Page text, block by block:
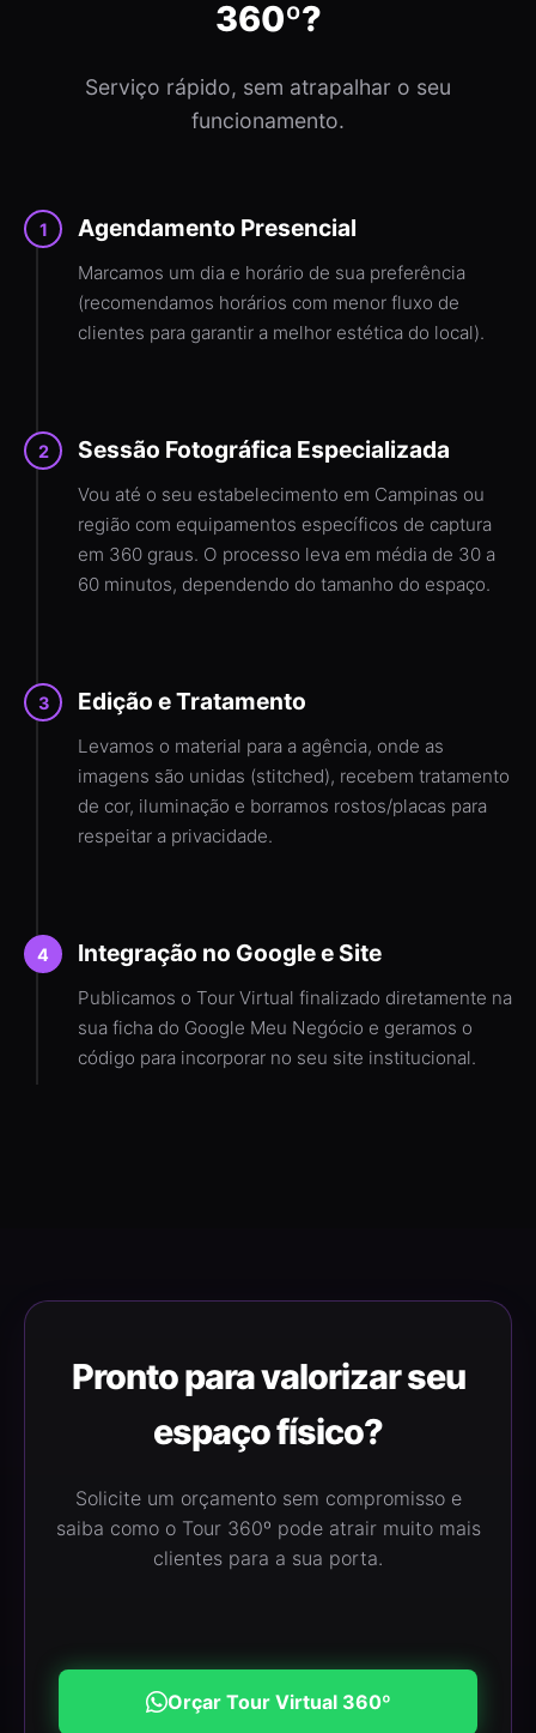
360º?
Serviço rápido, sem atrapalhar o seu
funcionamento.
1 Agendamento Presencial
Marcamos um dia e horário de sua preferência
(recomendamos horários com menor fluxo de
clientes para garantir a melhor estética do local).
2 Sessão Fotográfica Especializada
Vou até o seu estabelecimento em Campinas ou
região com equipamentos específicos de captura
em 360 graus. O processo leva em média de 30 a
60 minutos, dependendo do tamanho do espaço.
3 Edição e Tratamento
Levamos o material para a agência, onde as
imagens são unidas (stitched), recebem tratamento
de cor, iluminação e borramos rostos/placas para
respeitar a privacidade.
4 Integração no Google e Site
Publicamos o Tour Virtual finalizado diretamente na
sua ficha do Google Meu Negócio e geramos o
código para incorporar no seu site institucional.
Pronto para valorizar seu
espaço físico?
Solicite um orçamento sem compromisso e
saiba como o Tour 360º pode atrair muito mais
clientes para a sua porta.
Orçar Tour Virtual 360º